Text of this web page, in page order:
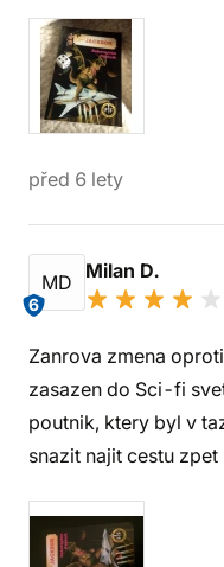
před 6 lety
MD
6
Milan D.
Zanrova zmena
zasazen do Sci-fi
poutnik, ktery byl v
snazit najit cestu zpet